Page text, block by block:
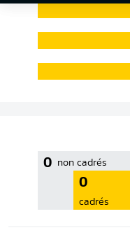
0 non cadrés
0
cadrés